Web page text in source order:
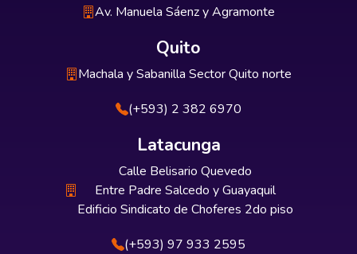
Av. Manuela Sáenz y Agramonte
Quito
Machala y Sabanilla Sector Quito norte
(+593) 2 382 6970
Latacunga
Calle Belisario Quevedo
Entre Padre Salcedo y Guayaquil
Edificio Sindicato de Choferes 2do piso
(+593) 97 933 2595